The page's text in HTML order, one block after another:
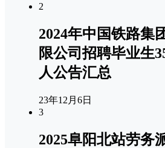
2
2024年中国铁路集
限公司招聘毕业生
人公告汇总
23年12月6日
3
2025阜阳北站劳务